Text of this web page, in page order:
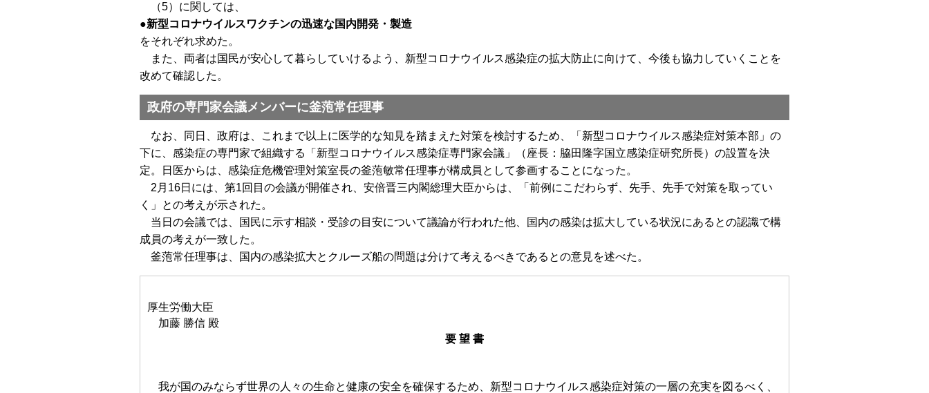
（5）に関しては、
●新型コロナウイルスワクチンの迅速な国内開発・製造
をそれぞれ求めた。
また、両者は国民が安心して暮らしていけるよう、新型コロナウイルス感染症の拡大防止に向けて、今後も協力していくことを
改めて確認した。
政府の専門家会議メンバーに釜萢常任理事
なお、同日、政府は、これまで以上に医学的な知見を踏まえた対策を検討するため、「新型コロナウイルス感染症対策本部」の
下に、感染症の専門家で組織する「新型コロナウイルス感染症専門家会議」（座長：脇田隆字国立感染症研究所長）の設置を決
定。日医からは、感染症危機管理対策室長の釜萢敏常任理事が構成員として参画することになった。
2月16日には、第1回目の会議が開催され、安倍晋三内閣総理大臣からは、「前例にこだわらず、先手、先手で対策を取ってい
く」との考えが示された。
当日の会議では、国民に示す相談・受診の目安について議論が行われた他、国内の感染は拡大している状況にあるとの認識で構
成員の考えが一致した。
釜萢常任理事は、国内の感染拡大とクルーズ船の問題は分けて考えるべきであるとの意見を述べた。
厚生労働大臣
加藤 勝信 殿
要 望 書
我が国のみならず世界の人々の生命と健康の安全を確保するため、新型コロナウイルス感染症対策の一層の充実を図るべく、